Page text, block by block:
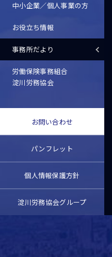
中小企業／個人事業の方
お役立ち情報
事務所だより
労働保険事務組合
淀川労務協会
お問い合わせ
パンフレット
個人情報保護方針
淀川労務協会グループ